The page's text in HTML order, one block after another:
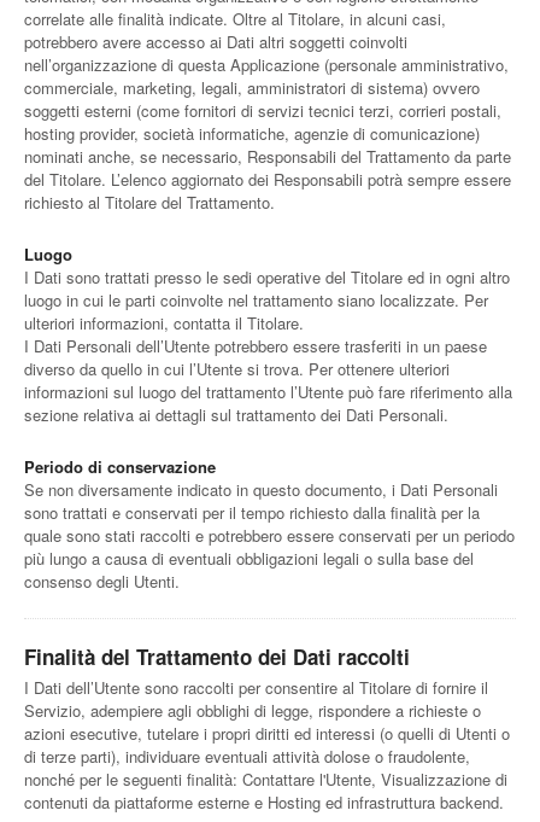
correlate alle finalità indicate. Oltre al Titolare, in alcuni casi,
potrebbero avere accesso ai Dati altri soggetti coinvolti
nell’organizzazione di questa Applicazione (personale amministrativo,
commerciale, marketing, legali, amministratori di sistema) ovvero
soggetti esterni (come fornitori di servizi tecnici terzi, corrieri postali,
hosting provider, società informatiche, agenzie di comunicazione)
nominati anche, se necessario, Responsabili del Trattamento da parte
del Titolare. L’elenco aggiornato dei Responsabili potrà sempre essere
richiesto al Titolare del Trattamento.
Luogo
I Dati sono trattati presso le sedi operative del Titolare ed in ogni altro
luogo in cui le parti coinvolte nel trattamento siano localizzate. Per
ulteriori informazioni, contatta il Titolare.
I Dati Personali dell’Utente potrebbero essere trasferiti in un paese
diverso da quello in cui l’Utente si trova. Per ottenere ulteriori
informazioni sul luogo del trattamento l’Utente può fare riferimento alla
sezione relativa ai dettagli sul trattamento dei Dati Personali.
Periodo di conservazione
Se non diversamente indicato in questo documento, i Dati Personali
sono trattati e conservati per il tempo richiesto dalla finalità per la
quale sono stati raccolti e potrebbero essere conservati per un periodo
più lungo a causa di eventuali obbligazioni legali o sulla base del
consenso degli Utenti.
Finalità del Trattamento dei Dati raccolti
I Dati dell’Utente sono raccolti per consentire al Titolare di fornire il
Servizio, adempiere agli obblighi di legge, rispondere a richieste o
azioni esecutive, tutelare i propri diritti ed interessi (o quelli di Utenti o
di terze parti), individuare eventuali attività dolose o fraudolente,
nonché per le seguenti finalità: Contattare l'Utente, Visualizzazione di
contenuti da piattaforme esterne e Hosting ed infrastruttura backend.